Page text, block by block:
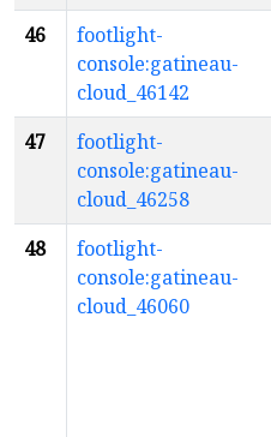
46
footlight-
console:gatineau-
cloud_46142
47
footlight-
console:gatineau-
cloud_46258
48
footlight-
console:gatineau-
cloud_46060